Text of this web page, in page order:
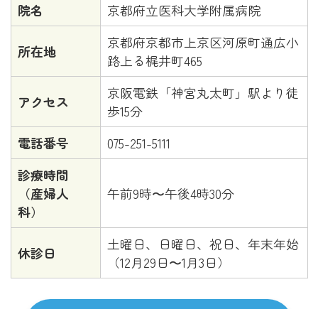
院名 京都府立医科大学附属病院
所在地
京都府京都市上京区河原町通広小
路上る梶井町465
アクセス
京阪電鉄「神宮丸太町」駅より徒
歩15分
電話番号
075-251-5111
診療時間
（産婦人
科）
午前9時〜午後4時30分
休診日
土曜日、日曜日、祝日、年末年始
（12月29日〜1月3日）